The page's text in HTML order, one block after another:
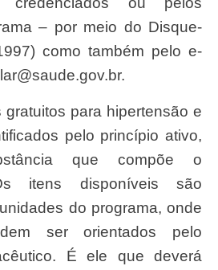
– por meio do Disque-
como também pelo e-
.
pelo princípio ativo,
que compõe o
itens disponíveis são
do programa, onde
ser orientados pelo
É ele que deverá